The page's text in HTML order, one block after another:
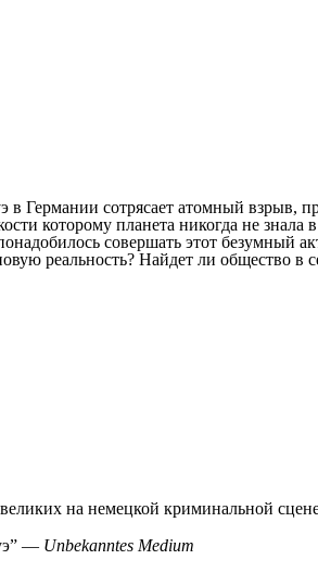
Германии сотрясает атомный взрыв,
которому планета никогда не знала
совершать этот безумный
реальность? Найдет ли общество в
на немецкой криминальной
― Unbekanntes Medium